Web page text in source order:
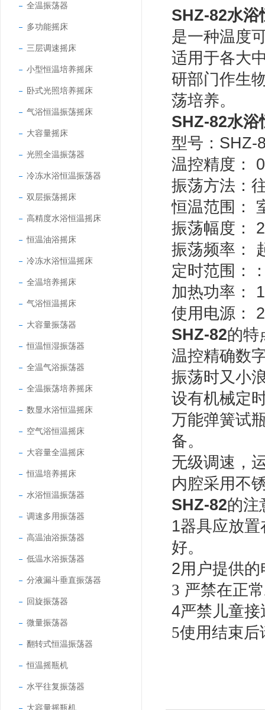
全温振荡器
多功能摇床
三层调速摇床
小型恒温培养摇床
卧式光照培养摇床
气浴恒温振荡摇床
大容量摇床
光照全温振荡器
冷冻水浴恒温振荡器
双层振荡摇床
高精度水浴恒温摇床
恒温油浴摇床
冷冻水浴恒温摇床
全温培养摇床
气浴恒温摇床
大容量振荡器
恒温恒湿振荡器
全温气浴振荡器
全温振荡培养摇床
数显水浴恒温摇床
空气浴恒温摇床
大容量全温摇床
恒温培养摇床
水浴恒温振荡器
调速多用振荡器
高温油浴振荡器
低温水浴振荡器
分液漏斗垂直振荡器
回旋振荡器
微量振荡器
翻转式恒温振荡器
恒温摇瓶机
水平往复振荡器
大容量摇瓶机
SHZ-82水浴
是一种温度
适用于各大
研部门作生
荡培养。
SHZ-82水浴
型号：SHZ-
温控精度：
振荡方法：
恒温范围：
振荡幅度：
振荡频率：
定时范围：
加热功率：
使用电源：
SHZ-82的特
温控精确数
振荡时又小
设有机械定
万能弹簧试
备。
无级调速，
内腔采用不
SHZ-82的注
1器具应放
好。
2用户提供
3 严禁在正
4严禁儿童
5使用结束